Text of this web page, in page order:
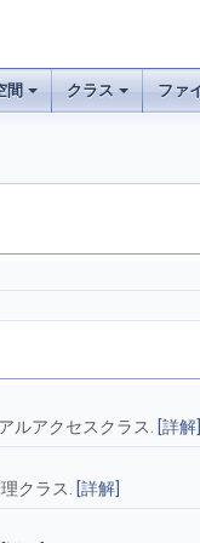
間 クラス ファ
ルアクセスクラス.
[詳解]
クラス.
[詳解]